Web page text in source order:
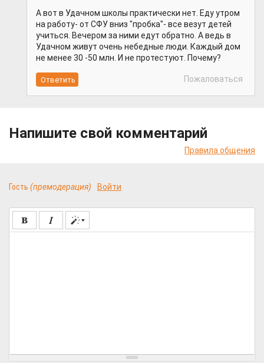
А вот в Удачном школы практически нет. Еду утром
на работу- от СФУ вниз "пробка"- все везут детей
учиться. Вечером за ними едут обратно. А ведь в
Удачном живут очень небедные люди. Каждый дом
не менее 30 -50 млн. И не протестуют. Почему?
Пожаловаться
Напишите свой комментарий
Правила общения
Гость (премодерация) Войти